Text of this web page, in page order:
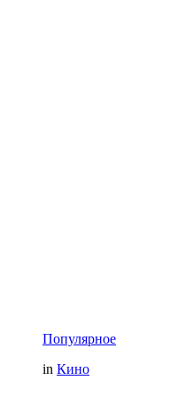
Популярное
in Кино